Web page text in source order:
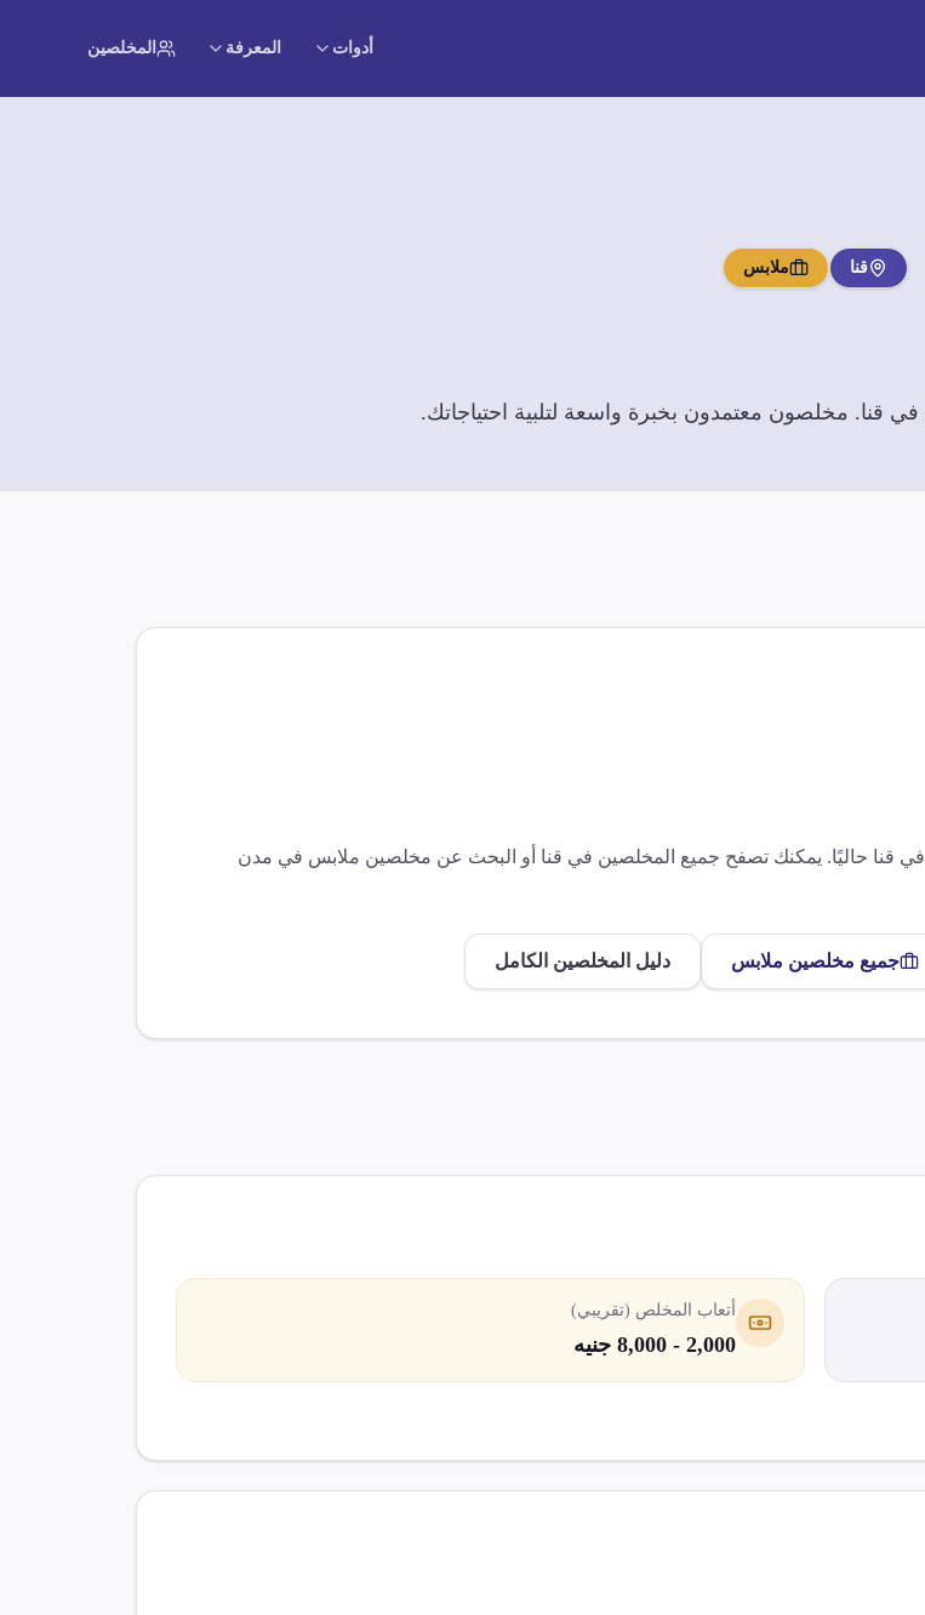
أدوات المعرفة المخلصين
قنا ملابس
في قنا. مخلصون معتمدون بخبرة واسعة لتلبية احتياجاتك.
في قنا حاليًا. يمكنك تصفح جميع المخلصين في قنا أو البحث عن مخلصين ملابس في مدن
جميع مخلصين ملابس دليل المخلصين الكامل
أتعاب المخلص (تقريبي)
2,000 - 8,000 جنيه